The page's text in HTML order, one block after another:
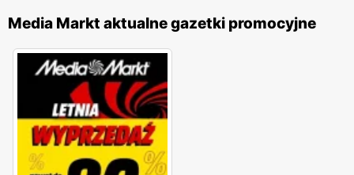
Media Markt aktualne gazetki promocyjne